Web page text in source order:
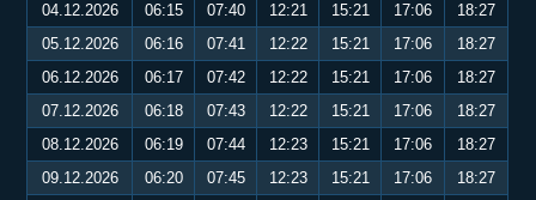
04.12.2026 06:15 07:40 12:21 15:21 17:06
18:27
05.12.2026
06:16 07:41 12:22 15:21 17:06
18:27
06.12.2026
06:17 07:42 12:22 15:21 17:06
18:27
07.12.2026
06:18 07:43 12:22 15:21 17:06
18:27
08.12.2026
06:19 07:44 12:23 15:21 17:06
18:27
09.12.2026
06:20 07:45 12:23 15:21 17:06
18:27